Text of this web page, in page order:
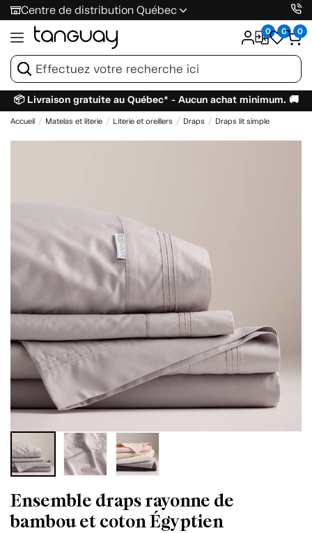
Centre de distribution Québec
0 0 0
📦 Livraison gratuite au Québec* - Aucun achat minimum. 🚚
Accueil Matelas et literie Literie et oreillers Draps Draps lit simple
Ensemble draps rayonne de
bambou et coton Égyptien